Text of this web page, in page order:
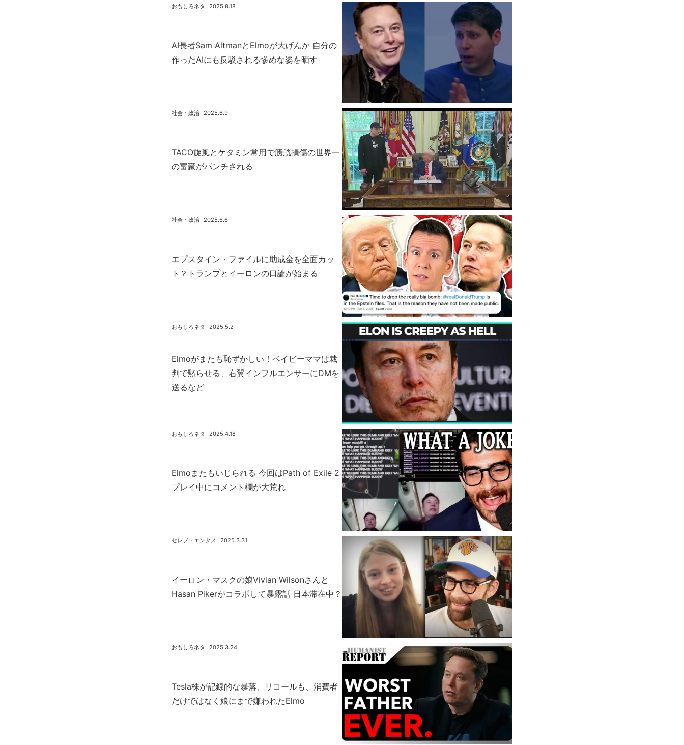
AI長者Sam AltmanとElmoが大げんか 自分の
作ったAIにも反駁される惨めな姿を晒す
2025.8.18
おもしろネタ
TACO旋風とケタミン常用で膀胱損傷の世界一
の富豪がパンチされる
2025.6.9
社会・政治
エプスタイン・ファイルに助成金を全面カッ
ト？トランプとイーロンの口論が始まる
2025.6.6
社会・政治
Elmoがまたも恥ずかしい！ベイビーママは裁
判で黙らせる、右翼インフルエンサーにDMを
送るなど
2025.5.2
おもしろネタ
Elmoまたもいじられる 今回はPath of Exile 2
プレイ中にコメント欄が大荒れ
2025.4.18
おもしろネタ
イーロン・マスクの娘Vivian Wilsonさんと
Hasan Pikerがコラボして暴露話 日本滞在中？
2025.3.31
セレブ・エンタメ
Tesla株が記録的な暴落、リコールも、消費者
だけではなく娘にまで嫌われたElmo
2025.3.24
おもしろネタ